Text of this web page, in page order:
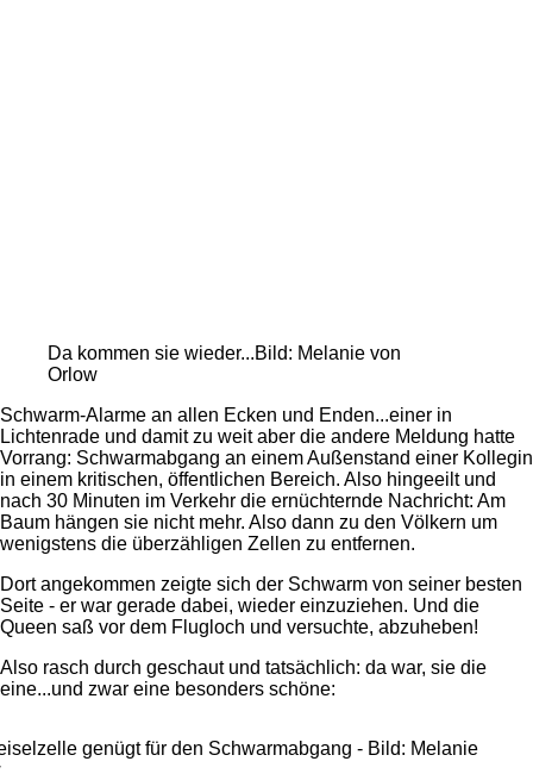
Da kommen sie wieder...Bild: Melanie von
Orlow
Schwarm-Alarme an allen Ecken und Enden...einer in
Lichtenrade und damit zu weit aber die andere Meldung hatte
Vorrang: Schwarmabgang an einem Außenstand einer Kollegin
in einem kritischen, öffentlichen Bereich. Also hingeeilt und
nach 30 Minuten im Verkehr die ernüchternde Nachricht: Am
Baum hängen sie nicht mehr. Also dann zu den Völkern um
wenigstens die überzähligen Zellen zu entfernen.
Dort angekommen zeigte sich der Schwarm von seiner besten
Seite - er war gerade dabei, wieder einzuziehen. Und die
Queen saß vor dem Flugloch und versuchte, abzuheben!
Also rasch durch geschaut und tatsächlich: da war, sie die
eine...und zwar eine besonders schöne: